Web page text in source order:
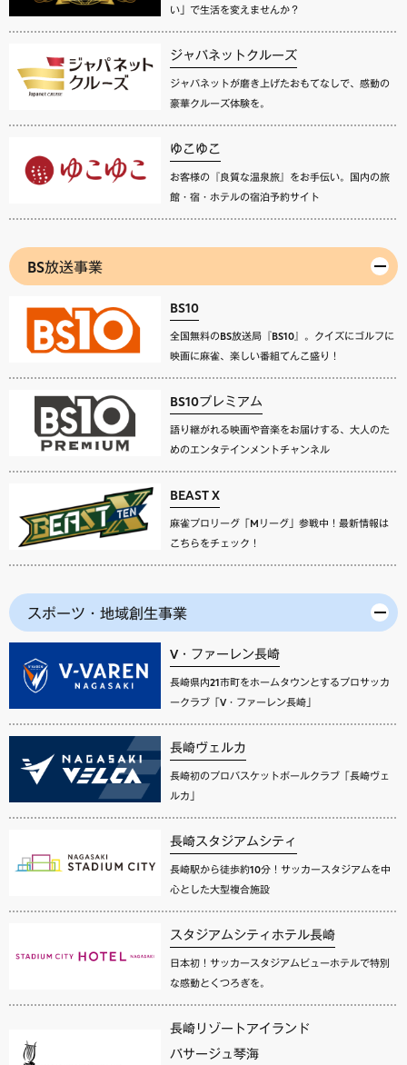
い」で生活を変えませんか？
ジャパネットクルーズ
ジャパネットが磨き上げたおもてなしで、感動の
豪華クルーズ体験を。
ゆこゆこ
お客様の『良質な温泉旅』をお手伝い。国内の旅
館・宿・ホテルの宿泊予約サイト
BS放送事業
BS10
全国無料のBS放送局『BS10』。クイズにゴルフに
映画に麻雀、楽しい番組てんこ盛り！
BS10プレミアム
語り継がれる映画や音楽をお届けする、大人のた
めのエンタテインメントチャンネル
BEAST X
麻雀プロリーグ「Mリーグ」参戦中！最新情報は
こちらをチェック！
スポーツ・地域創生事業
V・ファーレン長崎
長崎県内21市町をホームタウンとするプロサッカ
ークラブ「V・ファーレン長崎」
長崎ヴェルカ
長崎初のプロバスケットボールクラブ「長崎ヴェ
ルカ」
長崎スタジアムシティ
長崎駅から徒歩約10分！サッカースタジアムを中
心とした大型複合施設
スタジアムシティホテル長崎
日本初！サッカースタジアムビューホテルで特別
な感動とくつろぎを。
長崎リゾートアイランド
パサージュ琴海